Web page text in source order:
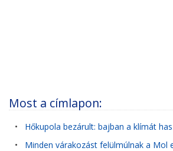
Most a címlapon:
• Hőkupola bezárult: bajban a klímát
• Minden várakozást felülmúlnak a Mol